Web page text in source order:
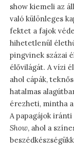
show kiemeli az
való különleges
fektet a fajok
hihetetlenül
pingvinek százai
élővilágát. A vízi
ahol cápák,
hatalmas
érezheti, mintha
A papagájok
Show, ahol a